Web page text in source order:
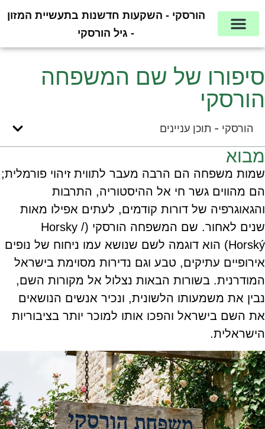
הורסקי - השקעות חדשנות בתעשיית המזון
- גיל הורסקי
סיפורו של שם המשפחה
הורסקי
הורסקי - תוכן עניינים
מבוא
שמות משפחה הם הרבה מעבר לתווית זיהוי פורמלית;
הם מהווים גשר חי אל ההיסטוריה, התרבות
והגאוגרפיה של דורות קודמים, לעתים אפילו מאות
שנים לאחור. שם המשפחה הורסקי (Horsky /
Horský) הוא דוגמה לשם שנושא עמו ניחוח של נופים
אירופיים עתיקים, טבע וגם נדירות מסוימת בישראל
המודרנית. בשורות הבאות נצלול אל מקורות השם,
נבין את משמעותו הלשונית, ונכיר אנשים הנושאים
את השם בישראל והפכו אותו למוכר יותר בציבוריות
הישראלית.